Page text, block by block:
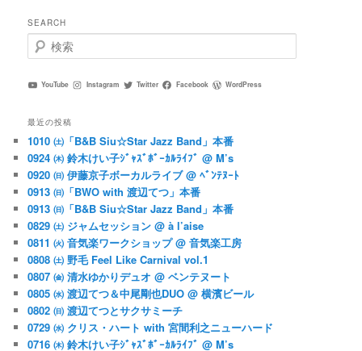
SEARCH
検
索
YouTube Instagram Twitter Facebook WordPress
最近の投稿
1010 ㈯「B&B Siu☆Star Jazz Band」本番
0924 ㈭ 鈴木けい子ｼﾞｬｽﾞﾎﾞｰｶﾙﾗｲﾌﾞ @ M’s
0920 ㈰ 伊藤京子ボーカルライブ @ ﾍﾞﾝﾃﾇｰﾄ
0913 ㈰「BWO with 渡辺てつ」本番
0913 ㈰「B&B Siu☆Star Jazz Band」本番
0829 ㈯ ジャムセッション @ à l’aise
0811 ㈫ 音気楽ワークショップ @ 音気楽工房
0808 ㈯ 野毛 Feel Like Carnival vol.1
0807 ㈮ 清水ゆかりデュオ @ ベンテヌート
0805 ㈬ 渡辺てつ＆中尾剛也DUO @ 横濱ビール
0802 ㈰ 渡辺てつとサクサミーチ
0729 ㈬ クリス・ハート with 宮間利之ニューハード
0716 ㈭ 鈴木けい子ｼﾞｬｽﾞﾎﾞｰｶﾙﾗｲﾌﾞ @ M’s